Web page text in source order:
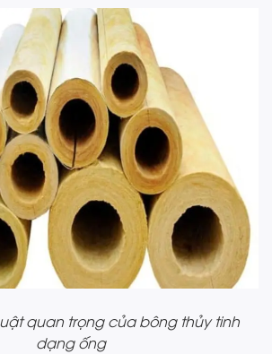
quan trọng của bông thủy tinh
dạng ống